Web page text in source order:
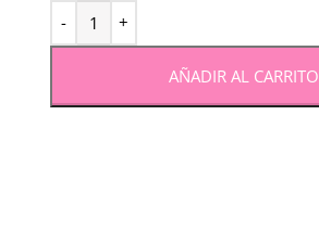
AÑADIR AL CARRITO